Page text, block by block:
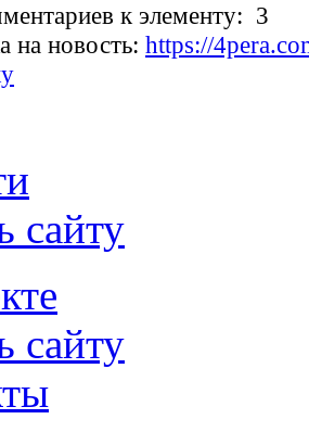
к элементу: 3
на новость: https://
сайту
сайту